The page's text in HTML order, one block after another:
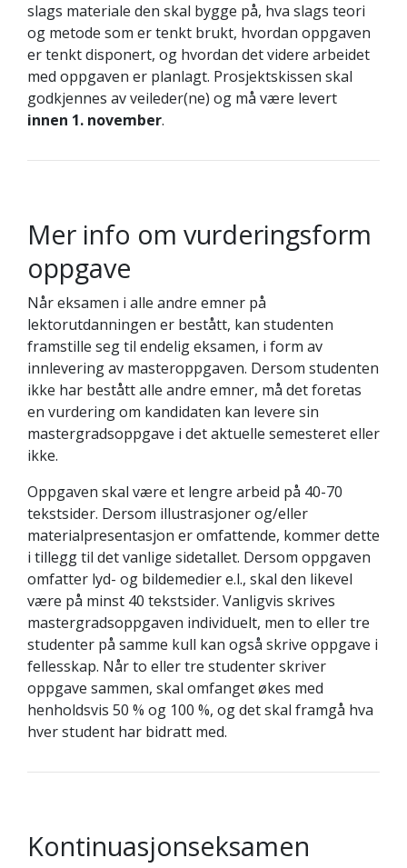
slags materiale den skal bygge på, hva slags teori
og metode som er tenkt brukt, hvordan oppgaven
er tenkt disponert, og hvordan det videre arbeidet
med oppgaven er planlagt. Prosjektskissen skal
godkjennes av veileder(ne) og må være levert
innen 1. november.
Mer info om vurderingsform
oppgave
Når eksamen i alle andre emner på
lektorutdanningen er bestått, kan studenten
framstille seg til endelig eksamen, i form av
innlevering av masteroppgaven. Dersom studenten
ikke har bestått alle andre emner, må det foretas
en vurdering om kandidaten kan levere sin
mastergradsoppgave i det aktuelle semesteret eller
ikke.
Oppgaven skal være et lengre arbeid på 40-70
tekstsider. Dersom illustrasjoner og/eller
materialpresentasjon er omfattende, kommer dette
i tillegg til det vanlige sidetallet. Dersom oppgaven
omfatter lyd- og bildemedier e.l., skal den likevel
være på minst 40 tekstsider. Vanligvis skrives
mastergradsoppgaven individuelt, men to eller tre
studenter på samme kull kan også skrive oppgave i
fellesskap. Når to eller tre studenter skriver
oppgave sammen, skal omfanget økes med
henholdsvis 50 % og 100 %, og det skal framgå hva
hver student har bidratt med.
Kontinuasjonseksamen